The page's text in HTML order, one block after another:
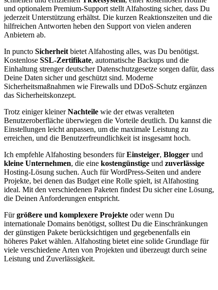
und optionalem Premium-Support stellt Alfahosting sicher, dass Du
jederzeit Unterstützung erhältst. Die kurzen Reaktionszeiten und die
hilfreichen Antworten heben den Support von vielen anderen
Anbietern ab.
In puncto Sicherheitbietet Alfahosting alles, was Du benötigst.
Kostenlose SSL-Zertifikate, automatische Backups und die
Einhaltung strenger deutscher Datenschutzgesetze sorgen dafür, dass
Deine Daten sicher und geschützt sind. Moderne
Sicherheitsmaßnahmen wie Firewalls und DDoS-Schutz ergänzen
das Sicherheitskonzept.
Trotz einiger kleinerNachteile wie der etwas veralteten
Benutzeroberfläche überwiegen die Vorteile deutlich. Du kannst die
Einstellungen leicht anpassen, um die maximale Leistung zu
erreichen, und die Benutzerfreundlichkeit ist insgesamt hoch.
Ich empfehle Alfahosting besonders fürEinsteiger, Blogger und
kleine Unternehmen, die eine kostengünstige und zuverlässige
Hosting-Lösung suchen. Auch für WordPress-Seiten und andere
Projekte, bei denen das Budget eine Rolle spielt, ist Alfahosting
ideal. Mit den verschiedenen Paketen findest Du sicher eine Lösung,
die Deinen Anforderungen entspricht.
Fürgrößere und komplexere Projekte oder wenn Du
internationale Domains benötigst, solltest Du die Einschränkungen
der günstigen Pakete berücksichtigen und gegebenenfalls ein
höheres Paket wählen. Alfahosting bietet eine solide Grundlage für
viele verschiedene Arten von Projekten und überzeugt durch seine
Leistung und Zuverlässigkeit.